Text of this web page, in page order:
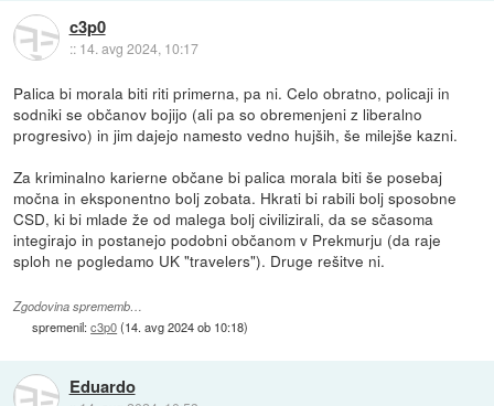
c3p0
:: 14. avg 2024, 10:17
Palica bi morala biti riti primerna, pa ni. Celo obratno, policaji in
sodniki se občanov bojijo (ali pa so obremenjeni z liberalno
progresivo) in jim dajejo namesto vedno hujših, še milejše kazni.
Za kriminalno karierne občane bi palica morala biti še posebaj
močna in eksponentno bolj zobata. Hkrati bi rabili bolj sposobne
CSD, ki bi mlade že od malega bolj civilizirali, da se sčasoma
integirajo in postanejo podobni občanom v Prekmurju (da raje
sploh ne pogledamo UK "travelers"). Druge rešitve ni.
Zgodovina sprememb…
spremenil:c3p0(14. avg 2024 ob 10:18)
Eduardo